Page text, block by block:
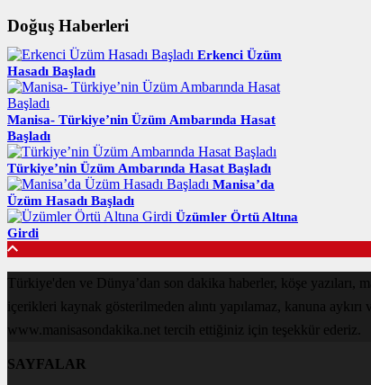
Doğuş Haberleri
Erkenci Üzüm
Hasadı Başladı
Manisa- Türkiye’nin Üzüm Ambarında Hasat
Başladı
Türkiye’nin Üzüm Ambarında Hasat Başladı
Manisa’da
Üzüm Hasadı Başladı
Üzümler Örtü Altına
Girdi
Türkiye'den ve Dünya’dan son dakika haberler, köşe
içerikleri kaynak gösterilmeden alıntı yapılamaz, kanuna
www.manisasondakika.net tercih ettiğiniz için teşekkür ederiz.
SAYFALAR